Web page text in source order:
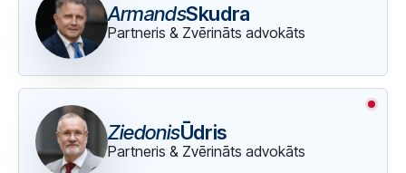
ArmandsSkudra
Partneris & Zvērināts advokāts
ZiedonisŪdris
Partneris & Zvērināts advokāts